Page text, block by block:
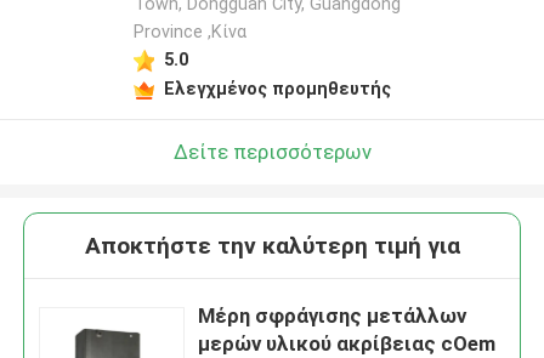
Province ,Κίνα
5.0
Ελεγχμένος προμηθευτής
Δείτε περισσότερων
Αποκτήστε την καλύτερη τιμή για
Μέρη σφράγισης μετάλλων
μερών υλικού ακρίβειας cOem